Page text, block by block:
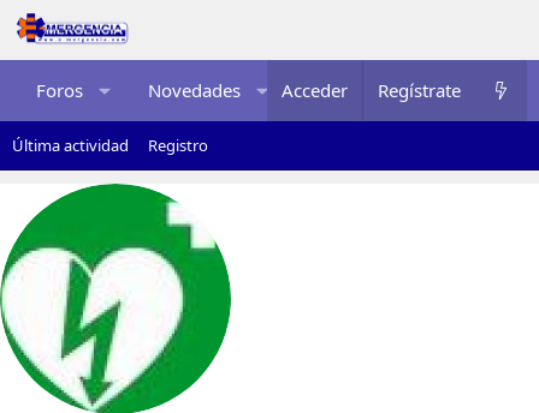
Foros Novedades Multimedia Recursos
Acceder Regístrate
Última actividad Registro